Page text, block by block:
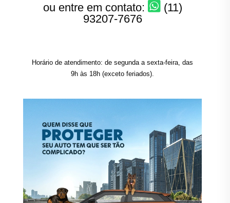
ou entre em contato:
(11)
93207-7676
Horário de atendimento: de segunda a sexta-feira, das
9h às 18h (exceto feriados).